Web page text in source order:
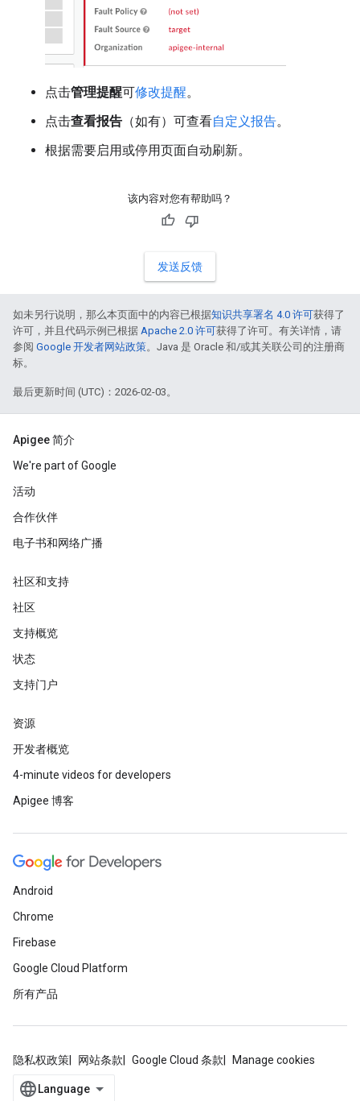
点击管理提醒可修改提醒。
点击查看报告 （如有）可查看自定义报告。
根据需要启用或停用页面自动刷新。
该内容对您有帮助吗？
发送反馈
如未另行说明，那么本页面中的内容已根据知识共享署名 4.0 许可获得了
许可，并且代码示例已根据 Apache 2.0 许可获得了许可。有关详情，请
参阅 Google 开发者网站政策。Java 是 Oracle 和/或其关联公司的注册商
标。
最后更新时间 (UTC)：2026-02-03。
Apigee 简介
We're part of Google
活动
合作伙伴
电子书和网络广播
社区和支持
社区
支持概览
状态
支持门户
资源
开发者概览
4-minute videos for developers
Apigee 博客
Android
Chrome
Firebase
Google Cloud Platform
所有产品
隐私权政策 网站条款 Google Cloud 条款 Manage cookies